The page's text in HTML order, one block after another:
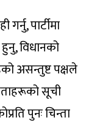
पार्टीमा
विधानको
असन्तुष्ट पक्षले
सूची
पुनः चिन्ता